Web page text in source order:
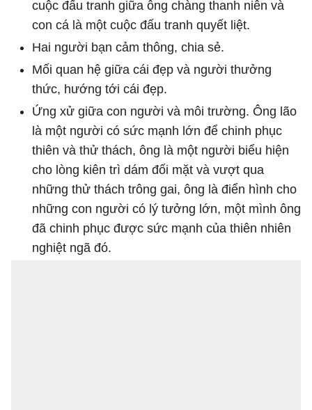
cuộc đấu tranh giữa ông chàng thanh niên và
con cá là một cuộc đấu tranh quyết liệt.
Hai người bạn cảm thông, chia sẻ.
Mối quan hệ giữa cái đẹp và người thưởng
thức, hướng tới cái đẹp.
Ứng xử giữa con người và môi trường. Ông lão
là một người có sức mạnh lớn để chinh phục
thiên và thử thách, ông là một người biểu hiện
cho lòng kiên trì dám đối mặt và vượt qua
những thử thách trông gai, ông là điển hình cho
những con người có lý tưởng lớn, một mình ông
đã chinh phục được sức mạnh của thiên nhiên
nghiệt ngã đó.